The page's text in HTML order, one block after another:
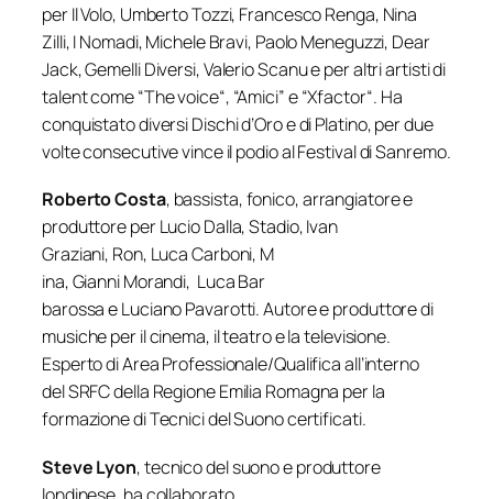
perIl Volo, Umberto Tozzi, Francesco Renga, Nina
Zilli,I Nomadi,Michele Bravi, Paolo Meneguzzi, Dear
Jack,Gemelli Diversi,Valerio Scanue per altri artisti di
talent come “The voice“, “Amici” e “Xfactor“. Ha
conquistato diversiDischid’Oroe diPlatino, per due
volte consecutive vince ilpodio al Festival di Sanremo.
Roberto Costa, bassista, fonico, arrangiatore e
produttore perLucioDalla,Stadio,Ivan
Graziani, Ron, LucaCarboni, M
ina,GianniMorandi, LucaBar
barossaeLucianoPavarotti. Autore e produttore di
musiche per il cinema, il teatro e la televisione.
Esperto di Area Professionale/Qualifica all’interno
delSRFCdella RegioneEmilia Romagna per la
formazione di Tecnici del Suono certificati.
Steve Lyon,tecnico del suono e produttore